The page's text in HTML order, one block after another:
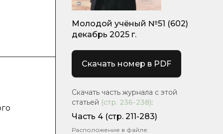
Молодой учёный №51 (602)
декабрь 2025 г.
Скачать номер в PDF
Скачать часть журнала с этой
статьей (стр. 236-238):
Часть 4 (стр. 211-283)
Расположение в файле: